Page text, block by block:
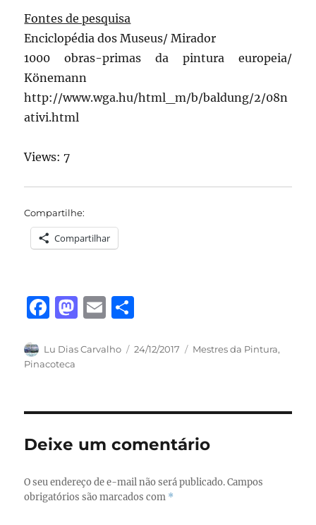
Fontes de pesquisa
Enciclopédia dos Museus/ Mirador
1000 obras-primas da pintura europeia/
Könemann
http://www.wga.hu/html_m/b/baldung/2/08n
ativi.html
Views: 7
Compartilhe:
Compartilhar
F
c
e
o
o
M
st
o
n
E
ai a
Autor
Lu Dias Carvalho
Publicado
24/12/2017 Categorias
Mestres da Pintura,
Pinacoteca
Deixe um comentário
O seu endereço de e-mail não será publicado. Campos
obrigatórios são marcados com *